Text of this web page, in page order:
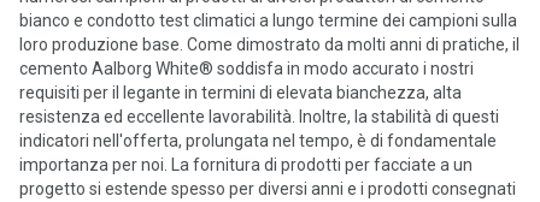
bianco e condotto test climatici a lungo termine dei campioni sulla
loro produzione base. Come dimostrato da molti anni di pratiche, il
cemento Aalborg White® soddisfa in modo accurato i nostri
requisiti per il legante in termini di elevata bianchezza, alta
resistenza ed eccellente lavorabilità. Inoltre, la stabilità di questi
indicatori nell'offerta, prolungata nel tempo, è di fondamentale
importanza per noi. La fornitura di prodotti per facciate a un
progetto si estende spesso per diversi anni e i prodotti consegnati